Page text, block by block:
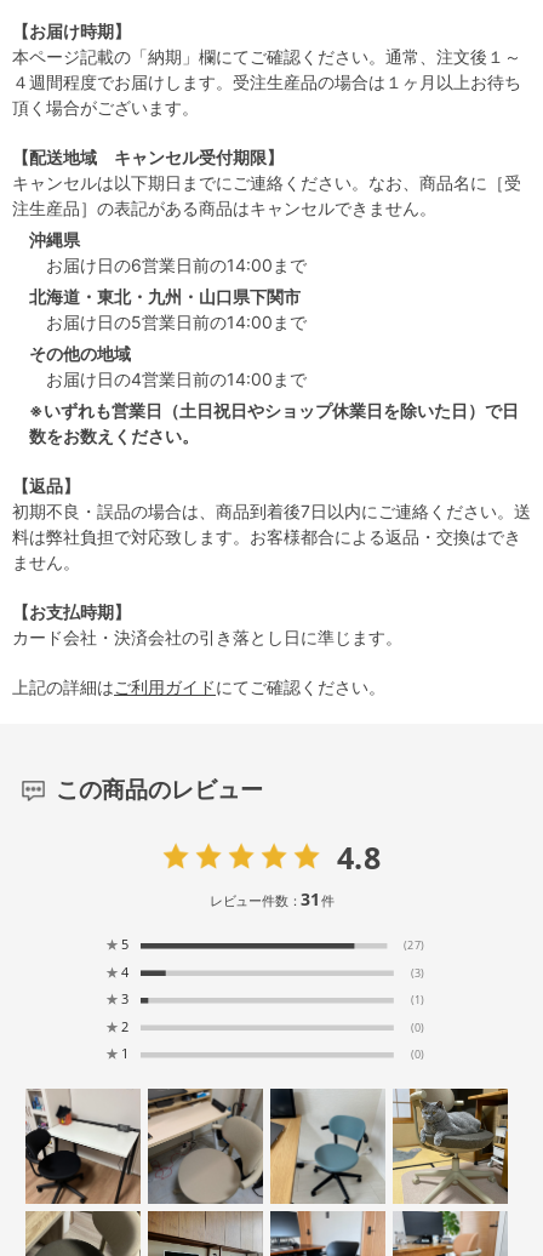
【お届け時期】
本ページ記載の「納期」欄にてご確認ください。通常、注文後１～
４週間程度でお届けします。受注生産品の場合は１ヶ月以上お待ち
頂く場合がございます。
【配送地域 キャンセル受付期限】
キャンセルは以下期日までにご連絡ください。なお、商品名に［受
注生産品］の表記がある商品はキャンセルできません。
沖縄県
お届け日の6営業日前の14:00まで
北海道・東北・九州・山口県下関市
お届け日の5営業日前の14:00まで
その他の地域
お届け日の4営業日前の14:00まで
※いずれも営業日（土日祝日やショップ休業日を除いた日）で日
数をお数えください。
【返品】
初期不良・誤品の場合は、商品到着後7日以内にご連絡ください。送
料は弊社負担で対応致します。お客様都合による返品・交換はでき
ません。
【お支払時期】
カード会社・決済会社の引き落とし日に準じます。
上記の詳細はご利用ガイドにてご確認ください。
この商品のレビュー
4.8
レビュー件数：31件
★ 5 (27)
★ 4 (3)
★ 3 (1)
★ 2 (0)
★ 1 (0)